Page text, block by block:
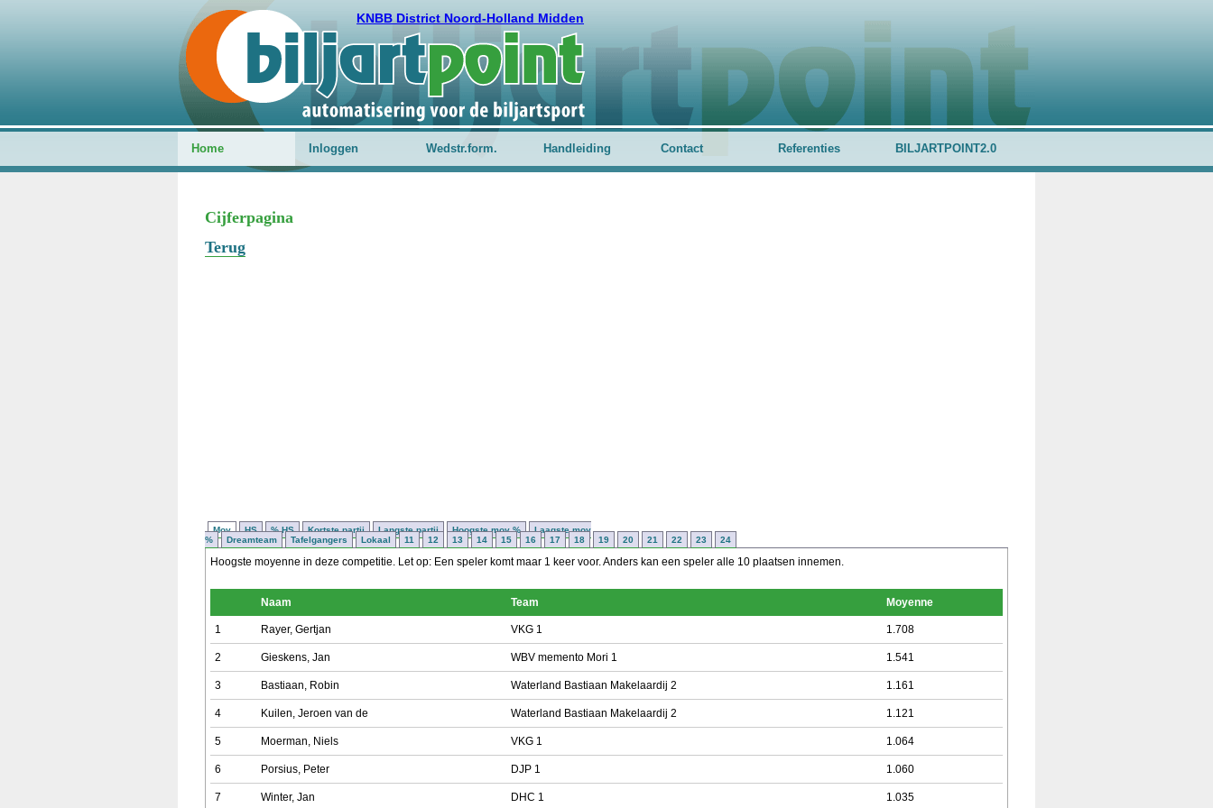
KNBB District Noord-Holland Midden
Home Inloggen Wedstr.form. Handleiding Contact Referenties BILJARTPOINT2.0
Cijferpagina
Terug
Moy HS % HS Kortste partij Langste partij Hoogste moy %
Laagste moy
%
Dreamteam Tafelgangers Lokaal 11 12 13 14 15 16 17 18 19 20 21 22 23 24
Hoogste moyenne in deze competitie. Let op: Een speler komt maar 1 keer voor. Anders kan een speler alle 10 plaatsen innemen.
Naam Team Moyenne
1 Rayer, Gertjan VKG 1 1.708
2 Gieskens, Jan WBV memento Mori 1 1.541
3 Bastiaan, Robin Waterland Bastiaan Makelaardij 2 1.161
4 Kuilen, Jeroen van de Waterland Bastiaan Makelaardij 2 1.121
5 Moerman, Niels VKG 1 1.064
6 Porsius, Peter DJP 1 1.060
7 Winter, Jan DHC 1 1.035